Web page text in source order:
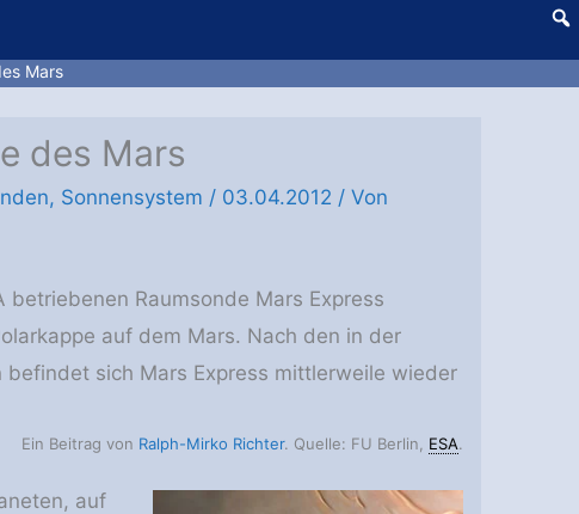
Mars
des Mars
, Sonnensystem / 03.04.2012 / Von
Raumsonde Mars Express
auf dem Mars. Nach den in der
sich Mars Express mittlerweile wieder
Ein Beitrag von Ralph-Mirko Richter. Quelle: FU Berlin, ESA.
auf